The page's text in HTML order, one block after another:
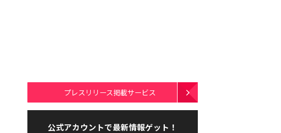
プレスリリース掲載サービス
公式アカウントで最新情報ゲット！